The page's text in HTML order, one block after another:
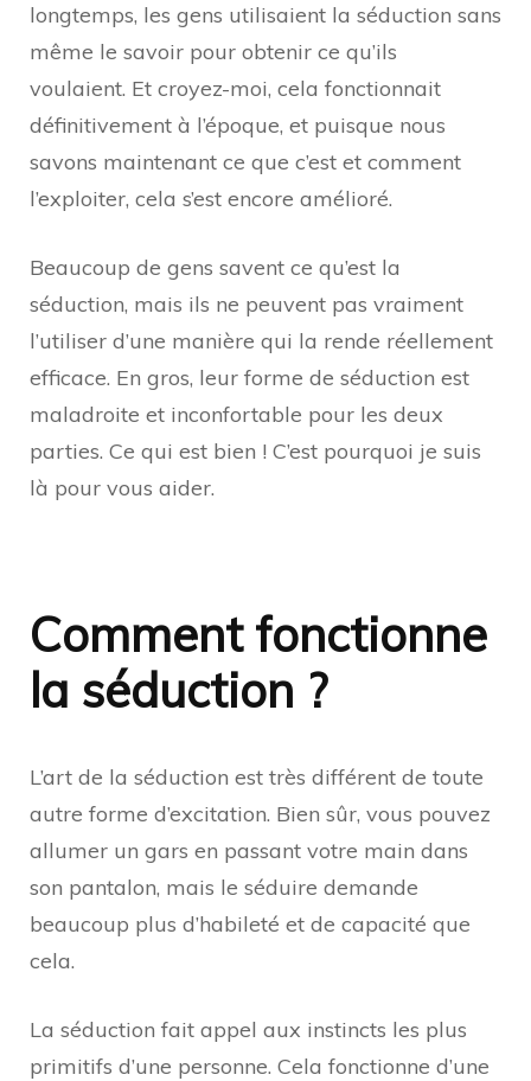
longtemps, les gens utilisaient la séduction sans
même le savoir pour obtenir ce qu’ils
voulaient. Et croyez-moi, cela fonctionnait
définitivement à l’époque, et puisque nous
savons maintenant ce que c’est et comment
l’exploiter, cela s’est encore amélioré.
Beaucoup de gens savent ce qu’est la
séduction, mais ils ne peuvent pas vraiment
l’utiliser d’une manière qui la rende réellement
efficace. En gros, leur forme de séduction est
maladroite et inconfortable pour les deux
parties. Ce qui est bien ! C’est pourquoi je suis
là pour vous aider.
Comment fonctionne
la séduction ?
L’art de la séduction est très différent de toute
autre forme d’excitation. Bien sûr, vous pouvez
allumer un gars en passant votre main dans
son pantalon, mais le séduire demande
beaucoup plus d’habileté et de capacité que
cela.
La séduction fait appel aux instincts les plus
primitifs d’une personne. Cela fonctionne d’une